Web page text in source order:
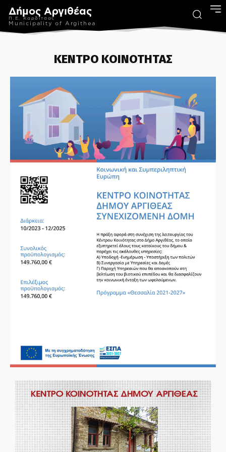
Δήμος Αργιθέας
Π.Ε. Καρδίτσας
Municipality of Argithea
ΚΕΝΤΡΟ ΚΟΙΝΟΤΗΤΑΣ